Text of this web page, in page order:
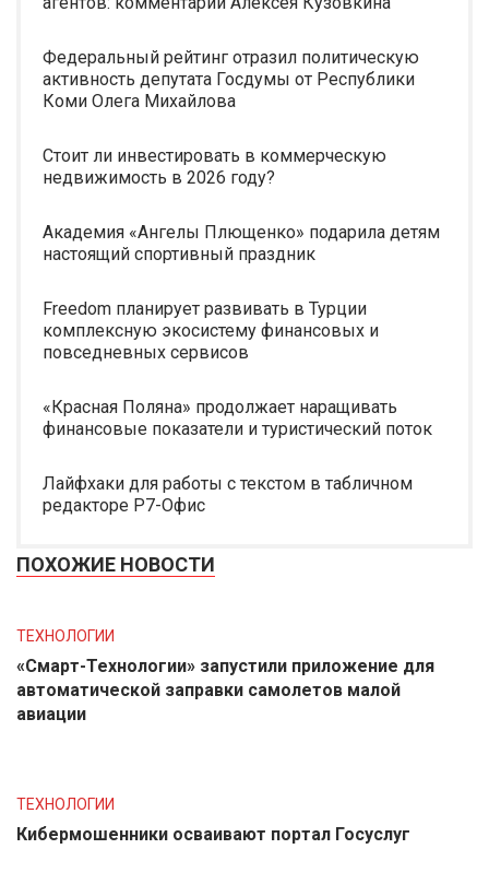
Федеральный рейтинг отразил политическую
активность депутата Госдумы от Республики
Коми Олега Михайлова
Стоит ли инвестировать в коммерческую
недвижимость в 2026 году?
Академия «Ангелы Плющенко» подарила детям
настоящий спортивный праздник
Freedom планирует развивать в Турции
комплексную экосистему финансовых и
повседневных сервисов
«Красная Поляна» продолжает наращивать
финансовые показатели и туристический поток
Лайфхаки для работы с текстом в табличном
редакторе Р7-Офис
ПОХОЖИЕ НОВОСТИ
ТЕХНОЛОГИИ
«Смарт-Технологии» запустили приложение для
автоматической заправки самолетов малой
авиации
ТЕХНОЛОГИИ
Кибермошенники осваивают портал Госуслуг